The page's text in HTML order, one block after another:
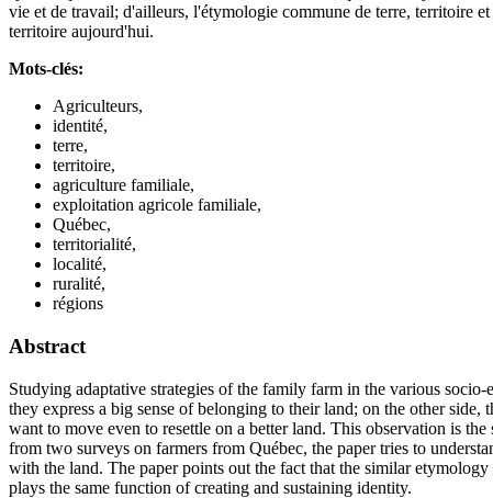
vie et de travail; d'ailleurs, l'étymologie commune de terre, territoire
territoire aujourd'hui.
Mots-clés:
Agriculteurs,
identité,
terre,
territoire,
agriculture familiale,
exploitation agricole familiale,
Québec,
territorialité,
localité,
ruralité,
régions
Abstract
Studying adaptative strategies of the family farm in the various
they express a big sense of belonging to their land; on the other
want to move even to resettle on a better land. This observation is
from two surveys on farmers from Québec, the paper tries to
with the land. The paper points out the fact that the similar
plays the same function of creating and sustaining identity.